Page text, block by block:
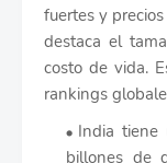
fuertes y
destaca el
costo de vida.
rankings
India tiene
billones de